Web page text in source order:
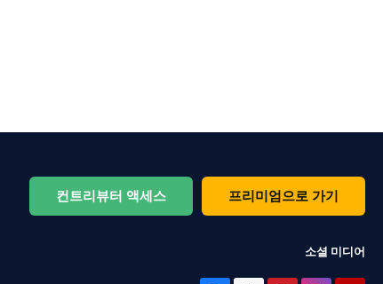
컨트리뷰터 액세스 프리미엄으로 가기
소셜 미디어